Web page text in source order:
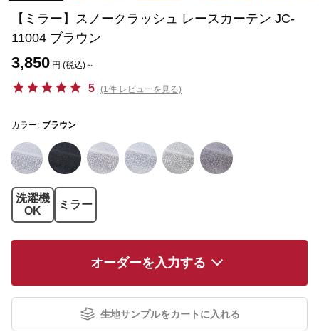
【ミラー】スノークラッシュ レースカーテン JC-
11004 ブラウン
3,850 円 (税込)～
5 (1件 レビューを見る)
カラー: ブラウン
洗濯機
OK
ミラー
オーダーを入力する
生地サンプルをカートに入れる